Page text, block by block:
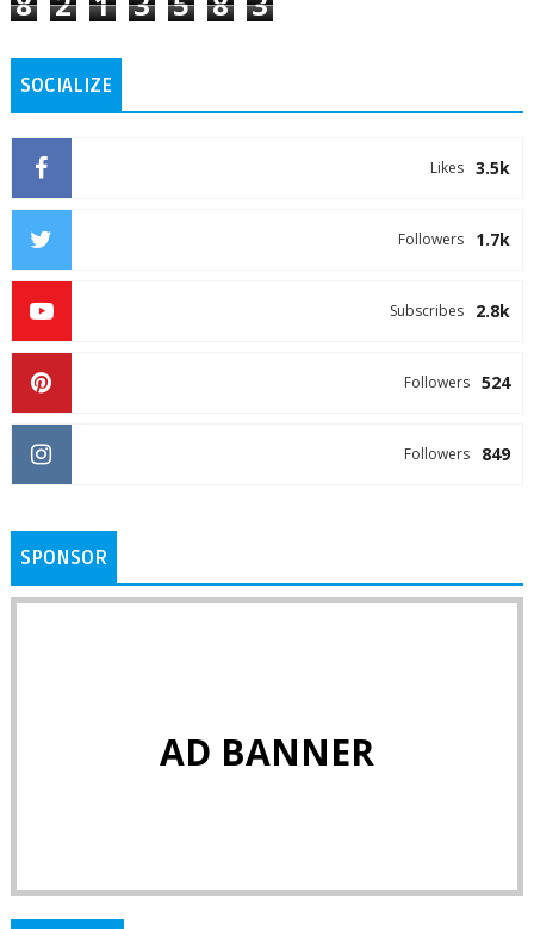
SOCIALIZE
3.5k
Likes
1.7k
Followers
2.8k
Subscribes
524
Followers
849
Followers
SPONSOR
AD BANNER